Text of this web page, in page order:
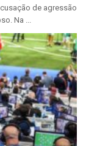
de agressão
Na ...